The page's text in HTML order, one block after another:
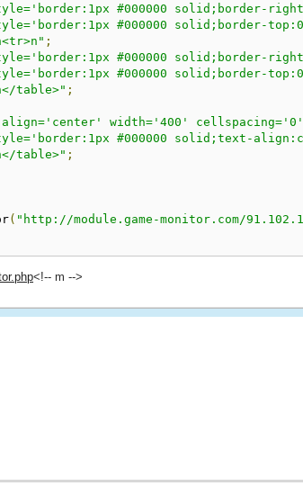
#000000 solid;border-
#000000 solid;border-
;
#000000 solid;border-
#000000 solid;border-
table>" ;
width='400'
#000000 solid;text-
table>" ;
( "http://module.game-monitor.com/
<!-- m -->